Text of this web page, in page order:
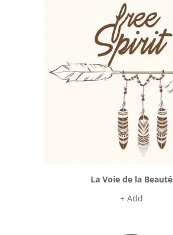
La Voie de la Beauté
+ Add